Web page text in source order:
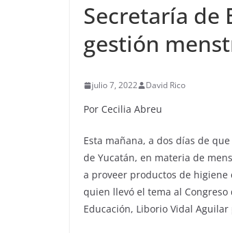
Secretaría de
gestión
julio 7, 2022 David Rico
Por Cecilia Abreu
Esta mañana, a dos días de
de Yucatán, en materia de
a proveer productos de
quien llevó el tema al
Educación, Liborio Vidal